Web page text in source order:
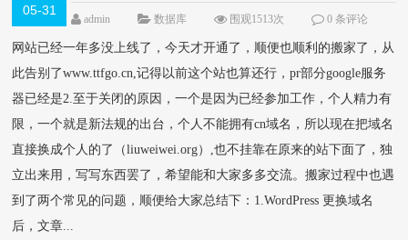
05-31
admin 数据库 围观1513次 0 条评论
网站已经一年多没上线了，今天才开通了，顺便也顺利的搬家了，从
此告别了www.ttfgo.cn,记得以前这个站也算还行，pr部分google服务
器已经是2.至于关闭的原因，一个是因为已经参加工作，个人精力有
限，一个就是新法规的出台，个人不能拥有cn域名，所以现在把域名
直接换成个人的了（liuweiwei.org）,也不挂靠在原来的站下面了，独
立出来用，写写东西罢了，希望能和大家多多交流。搬家过程中也遇
到了两个常见的问题，顺便给大家总结下：1.WordPress 更换域名
后，文章...